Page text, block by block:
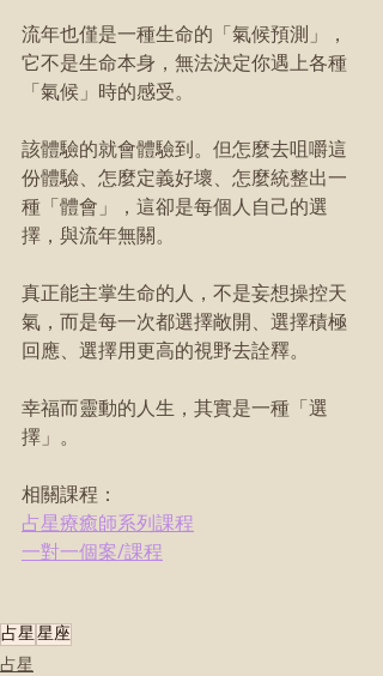
流年也僅是一種生命的「氣候預測」，
它不是生命本身，無法決定你遇上各種
「氣候」時的感受。
該體驗的就會體驗到。但怎麼去咀嚼這
份體驗、怎麼定義好壞、怎麼統整出一
種「體會」，這卻是每個人自己的選
擇，與流年無關。
真正能主掌生命的人，不是妄想操控天
氣，而是每一次都選擇敞開、選擇積極
回應、選擇用更高的視野去詮釋。
幸福而靈動的人生，其實是一種「選
擇」。
相關課程：
占星療癒師系列課程
一對一個案/課程
占星 星座
占星